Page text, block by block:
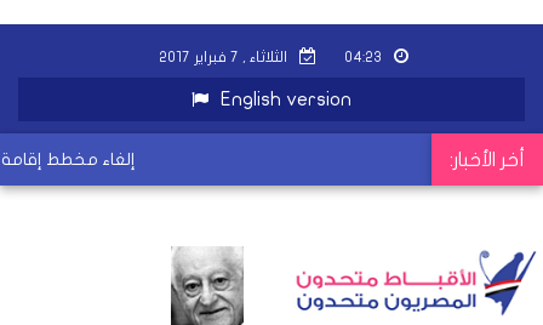
٠٤:٢٣ الثلاثاء , ٧ فبراير ٢٠١٧
English version
أخر الأخبار: إلغاء مخطط